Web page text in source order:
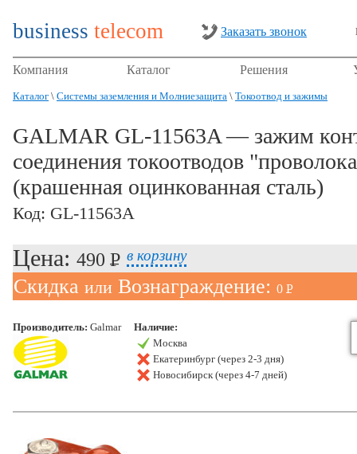
business telecom Заказать звонок
Компания Каталог Решения
Каталог \ Системы заземления и Молниезащита \ Токоотвод и зажимы
GALMAR GL-11563A — зажим
соединения токоотводов
(крашенная оцинкованная сталь)
Код: GL-11563A
Цена: 490 PУБ.
в корзину
Скидка или Вознаграждение: 0 PУБ.
Производитель: Galmar
Наличие:
Москва
Екатеринбург (через 2-3 дня)
Новосибирск (через 4-7 дней)